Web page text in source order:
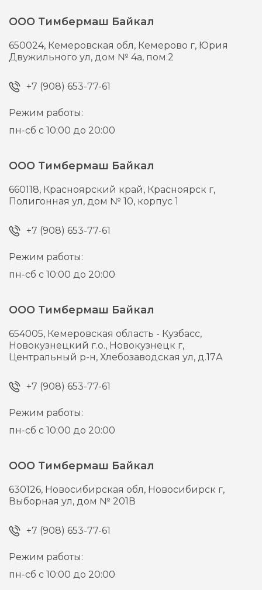
ООО Тимбермаш Байкал
650024, Кемеровская обл, Кемерово г, Юрия
Двужильного ул, дом № 4а, пом.2
+7 (908) 653-77-61
Режим работы:
пн-сб с 10:00 до 20:00
ООО Тимбермаш Байкал
660118, Красноярский край, Красноярск г,
Полигонная ул, дом № 10, корпус 1
+7 (908) 653-77-61
Режим работы:
пн-сб с 10:00 до 20:00
ООО Тимбермаш Байкал
654005, Кемеровская область - Кузбасс,
Новокузнецкий г.о., Новокузнецк г,
Центральный р-н, Хлебозаводская ул, д.17А
+7 (908) 653-77-61
Режим работы:
пн-сб с 10:00 до 20:00
ООО Тимбермаш Байкал
630126, Новосибирская обл, Новосибирск г,
Выборная ул, дом № 201В
+7 (908) 653-77-61
Режим работы:
пн-сб с 10:00 до 20:00